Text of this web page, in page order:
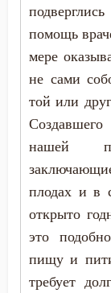
Господь
Грех
Девство
Деньги
Дети
Добро
помощь
мере
не сами
той или
нашей
плодах и в
открыто
это
пищу и
требует